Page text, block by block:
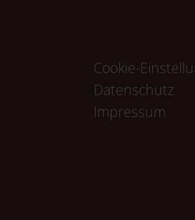
Cookie-
Navigation
überspringen
Datenschutz
Impressum